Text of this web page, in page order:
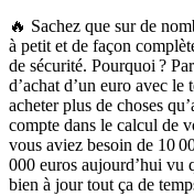
🔥 Sachez que sur de
à petit et de façon
de sécurité. Pourquoi ?
d’achat d’un euro avec
acheter plus de choses
compte dans le calcul de
vous aviez besoin de 10
000 euros aujourd’hui vu
bien à jour tout ça de